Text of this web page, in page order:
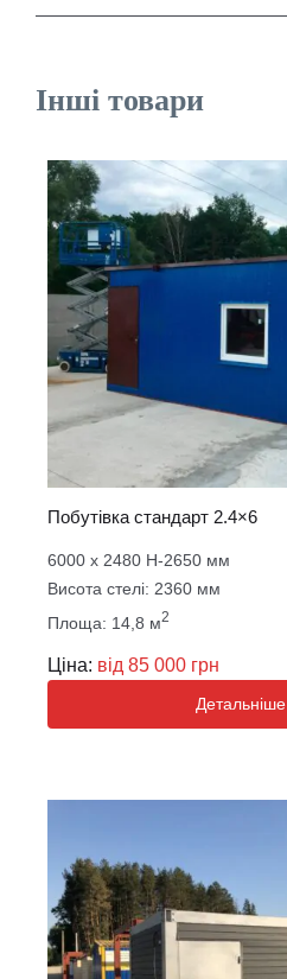
Інші товари
Побутівка стандарт 2.4×6
6000 х 2480 Н-2650 мм
Висота стелі: 2360 мм
Площа: 14,8 м2
Ціна: від 85 000 грн
Детальніше